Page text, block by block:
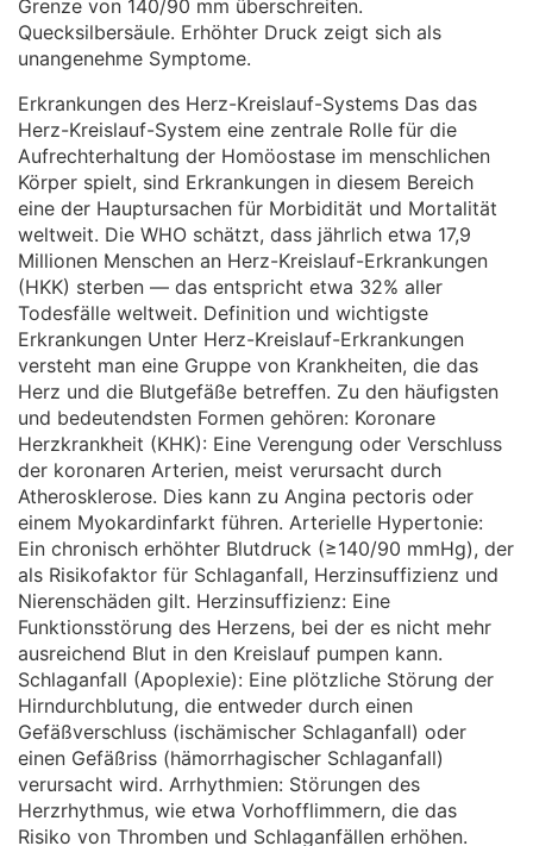
Grenze von 140/90 mm überschreiten.
Quecksilbersäule. Erhöhter Druck zeigt sich als
unangenehme Symptome.
Erkrankungen des Herz-Kreislauf-Systems Das das
Herz-Kreislauf-System eine zentrale Rolle für die
Aufrechterhaltung der Homöostase im menschlichen
Körper spielt, sind Erkrankungen in diesem Bereich
eine der Hauptursachen für Morbidität und Mortalität
weltweit. Die WHO schätzt, dass jährlich etwa 17,9
Millionen Menschen an Herz-Kreislauf-Erkrankungen
(HKK) sterben — das entspricht etwa 32% aller
Todesfälle weltweit. Definition und wichtigste
Erkrankungen Unter Herz-Kreislauf-Erkrankungen
versteht man eine Gruppe von Krankheiten, die das
Herz und die Blutgefäße betreffen. Zu den häufigsten
und bedeutendsten Formen gehören: Koronare
Herzkrankheit (KHK): Eine Verengung oder Verschluss
der koronaren Arterien, meist verursacht durch
Atherosklerose. Dies kann zu Angina pectoris oder
einem Myokardinfarkt führen. Arterielle Hypertonie:
Ein chronisch erhöhter Blutdruck (≥140/90 mmHg), der
als Risikofaktor für Schlaganfall, Herzinsuffizienz und
Nierenschäden gilt. Herzinsuffizienz: Eine
Funktionsstörung des Herzens, bei der es nicht mehr
ausreichend Blut in den Kreislauf pumpen kann.
Schlaganfall (Apoplexie): Eine plötzliche Störung der
Hirndurchblutung, die entweder durch einen
Gefäßverschluss (ischämischer Schlaganfall) oder
einen Gefäßriss (hämorrhagischer Schlaganfall)
verursacht wird. Arrhythmien: Störungen des
Herzrhythmus, wie etwa Vorhofflimmern, die das
Risiko von Thromben und Schlaganfällen erhöhen.